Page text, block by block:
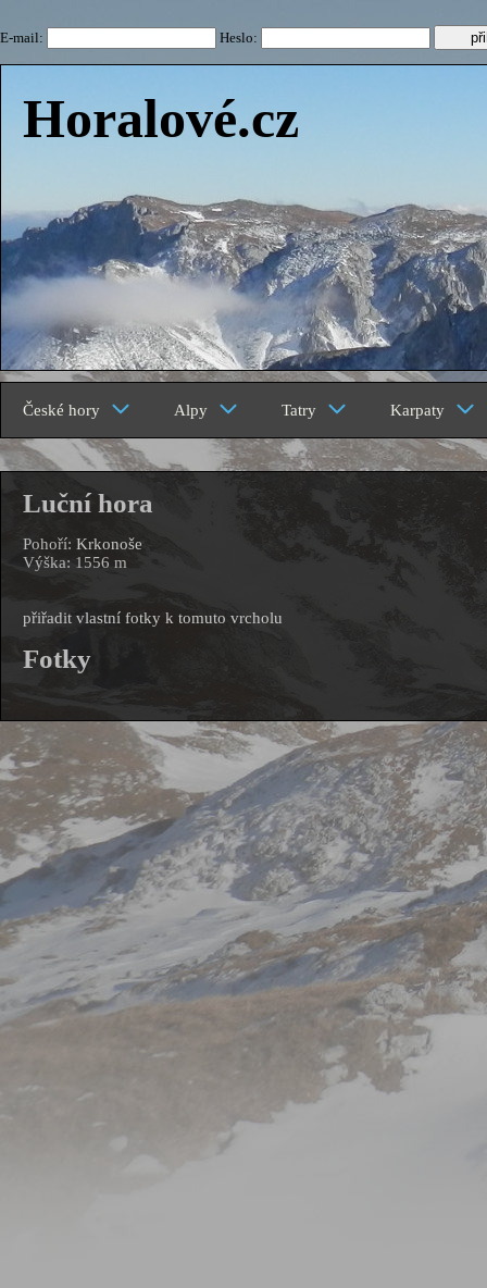
E-mail: Heslo:
Horalové.cz
České hory Alpy Tatry Karpaty
Luční hora
Pohoří: Krkonoše
Výška: 1556 m
přiřadit vlastní fotky k tomuto vrcholu
Fotky